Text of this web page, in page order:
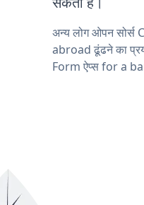
अन्य लोग ओपन
abroad ढूंढने का
Form ऐप्स for a